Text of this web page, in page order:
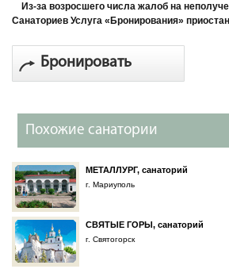
Из-за возросшего числа жалоб на
Санаториев Услуга «Бронирования»
Бронировать
Похожие санатории
МЕТАЛЛУРГ, санаторий
г. Мариуполь
СВЯТЫЕ ГОРЫ, санаторий
г. Святогорск